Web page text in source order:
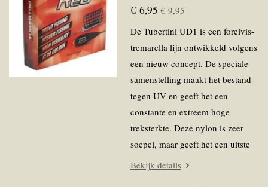
€ 6,95 € 9,95
De Tubertini UD1 is een forelvis-
tremarella lijn ontwikkeld volgens
een nieuw concept. De speciale
samenstelling maakt het bestand
tegen UV en geeft het een
constante en extreem hoge
treksterkte. Deze nylon is zeer
soepel, maar geeft het een uitste
Bekijk details